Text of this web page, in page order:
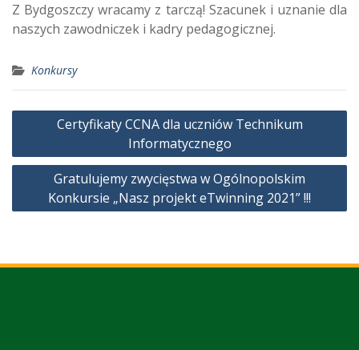
Z Bydgoszczy wracamy z tarczą! Szacunek i uznanie dla
naszych zawodniczek i kadry pedagogicznej.
Konkursy
Nawigacja
Certyfikaty CCNA dla uczniów Technikum
Informatycznego
Gratulujemy zwycięstwa w Ogólnopolskim
Konkursie „Nasz projekt eTwinning 2021” !!!